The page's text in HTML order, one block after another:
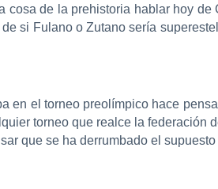
cosa de la prehistoria hablar hoy de
de si Fulano o Zutano sería
en el torneo preolímpico hace
torneo que realce la
que se ha derrumbado el